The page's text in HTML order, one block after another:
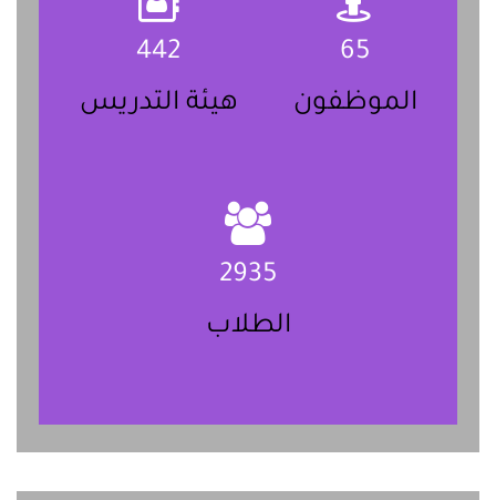
65
الموظفون
442
هيئة التدريس
2935
الطلاب